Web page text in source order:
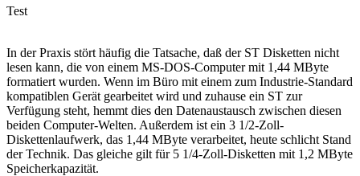
Test
In der Praxis stört häufig die Tatsache, daß der ST Disketten nicht
lesen kann, die von einem MS-DOS-Computer mit 1,44 MByte
formatiert wurden. Wenn im Büro mit einem zum Industrie-Standard
kompatiblen Gerät gearbeitet wird und zuhause ein ST zur
Verfügung steht, hemmt dies den Datenaustausch zwischen diesen
beiden Computer-Welten. Außerdem ist ein 3 1/2-Zoll-
Diskettenlaufwerk, das 1,44 MByte verarbeitet, heute schlicht Stand
der Technik. Das gleiche gilt für 5 1/4-Zoll-Disketten mit 1,2 MByte
Speicherkapazität.